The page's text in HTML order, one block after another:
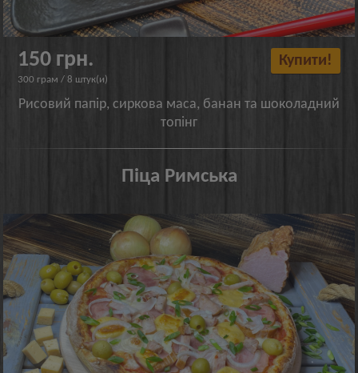
150 грн.
300 грам / 8 штук(и)
Купити!
Рисовий папір, сиркова маса, банан та шоколадний
топінг
Піца Римська